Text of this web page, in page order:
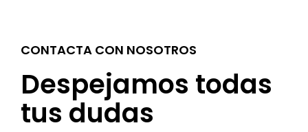
CONTACTA CON NOSOTROS
Despejamos todas
tus dudas